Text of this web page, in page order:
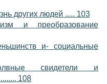
других людей ..... 103
и преобразование
и- социальные
свидетели и
108